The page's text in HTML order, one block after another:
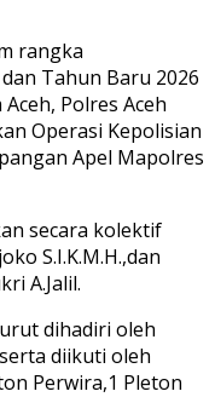
rangka
Tahun Baru 2026
Polres Aceh
Operasi Kepolisian
Apel Mapolres
secara kolektif
S.I.K.M.H.,dan
A.Jalil.
dihadiri oleh
diikuti oleh
Perwira,1 Pleton